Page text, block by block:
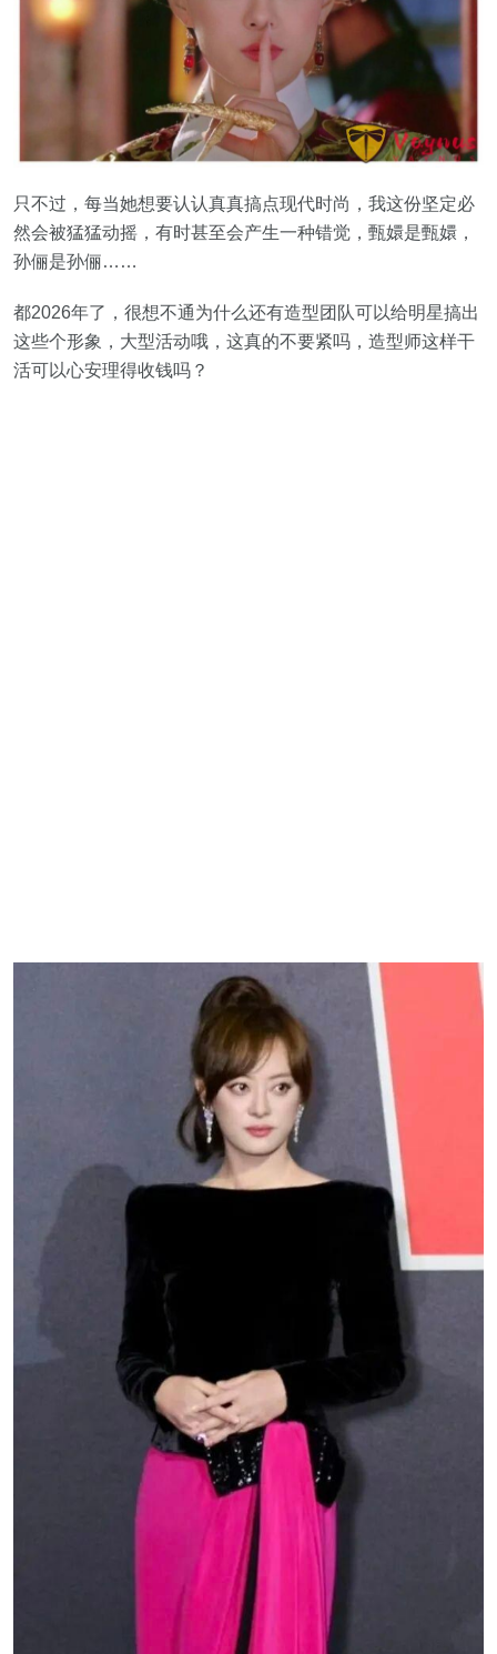
只不过，每当她想要认认真真搞点现代时尚，我这份坚定必
然会被猛猛动摇，有时甚至会产生一种错觉，甄嬛是甄嬛，
孙俪是孙俪……
都2026年了，很想不通为什么还有造型团队可以给明星搞出
这些个形象，大型活动哦，这真的不要紧吗，造型师这样干
活可以心安理得收钱吗？